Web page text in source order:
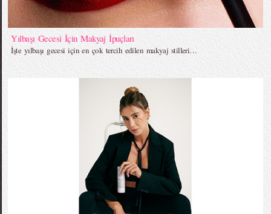
Yılbaşı Gecesi İçin Makyaj İpuçları
İşte yılbaşı gecesi için en çok tercih edilen makyaj stilleri…